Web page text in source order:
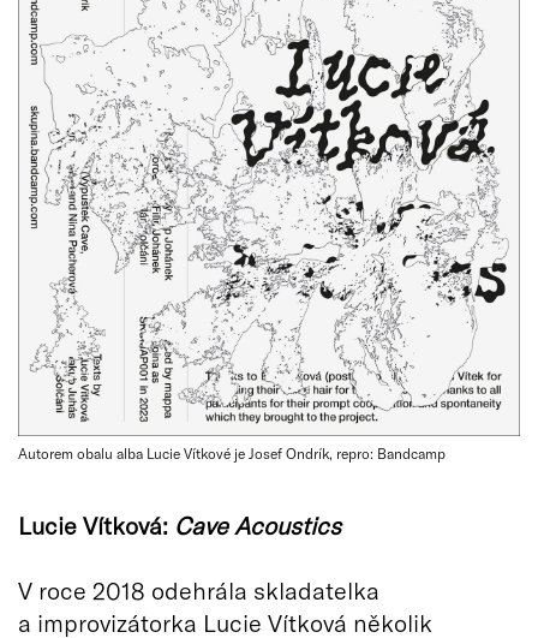
Autorem obalu alba Lucie Vítkové je Josef Ondrík, repro: Bandcamp
Lucie Vítková: Cave Acoustics
V roce 2018 odehrála skladatelka
a improvizátorka Lucie Vítková několik